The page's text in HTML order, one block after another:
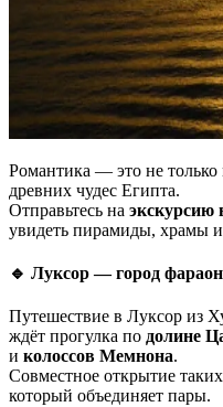
Романтика — это не
древних чудес Египта.
Отправьтесь на экскурсию
увидеть пирамиды, храмы
🔹 Луксор — город
Путешествие в Луксор из
ждёт прогулка по долине
и колоссов Мемнона.
Совместное открытие
который объединяет пары.